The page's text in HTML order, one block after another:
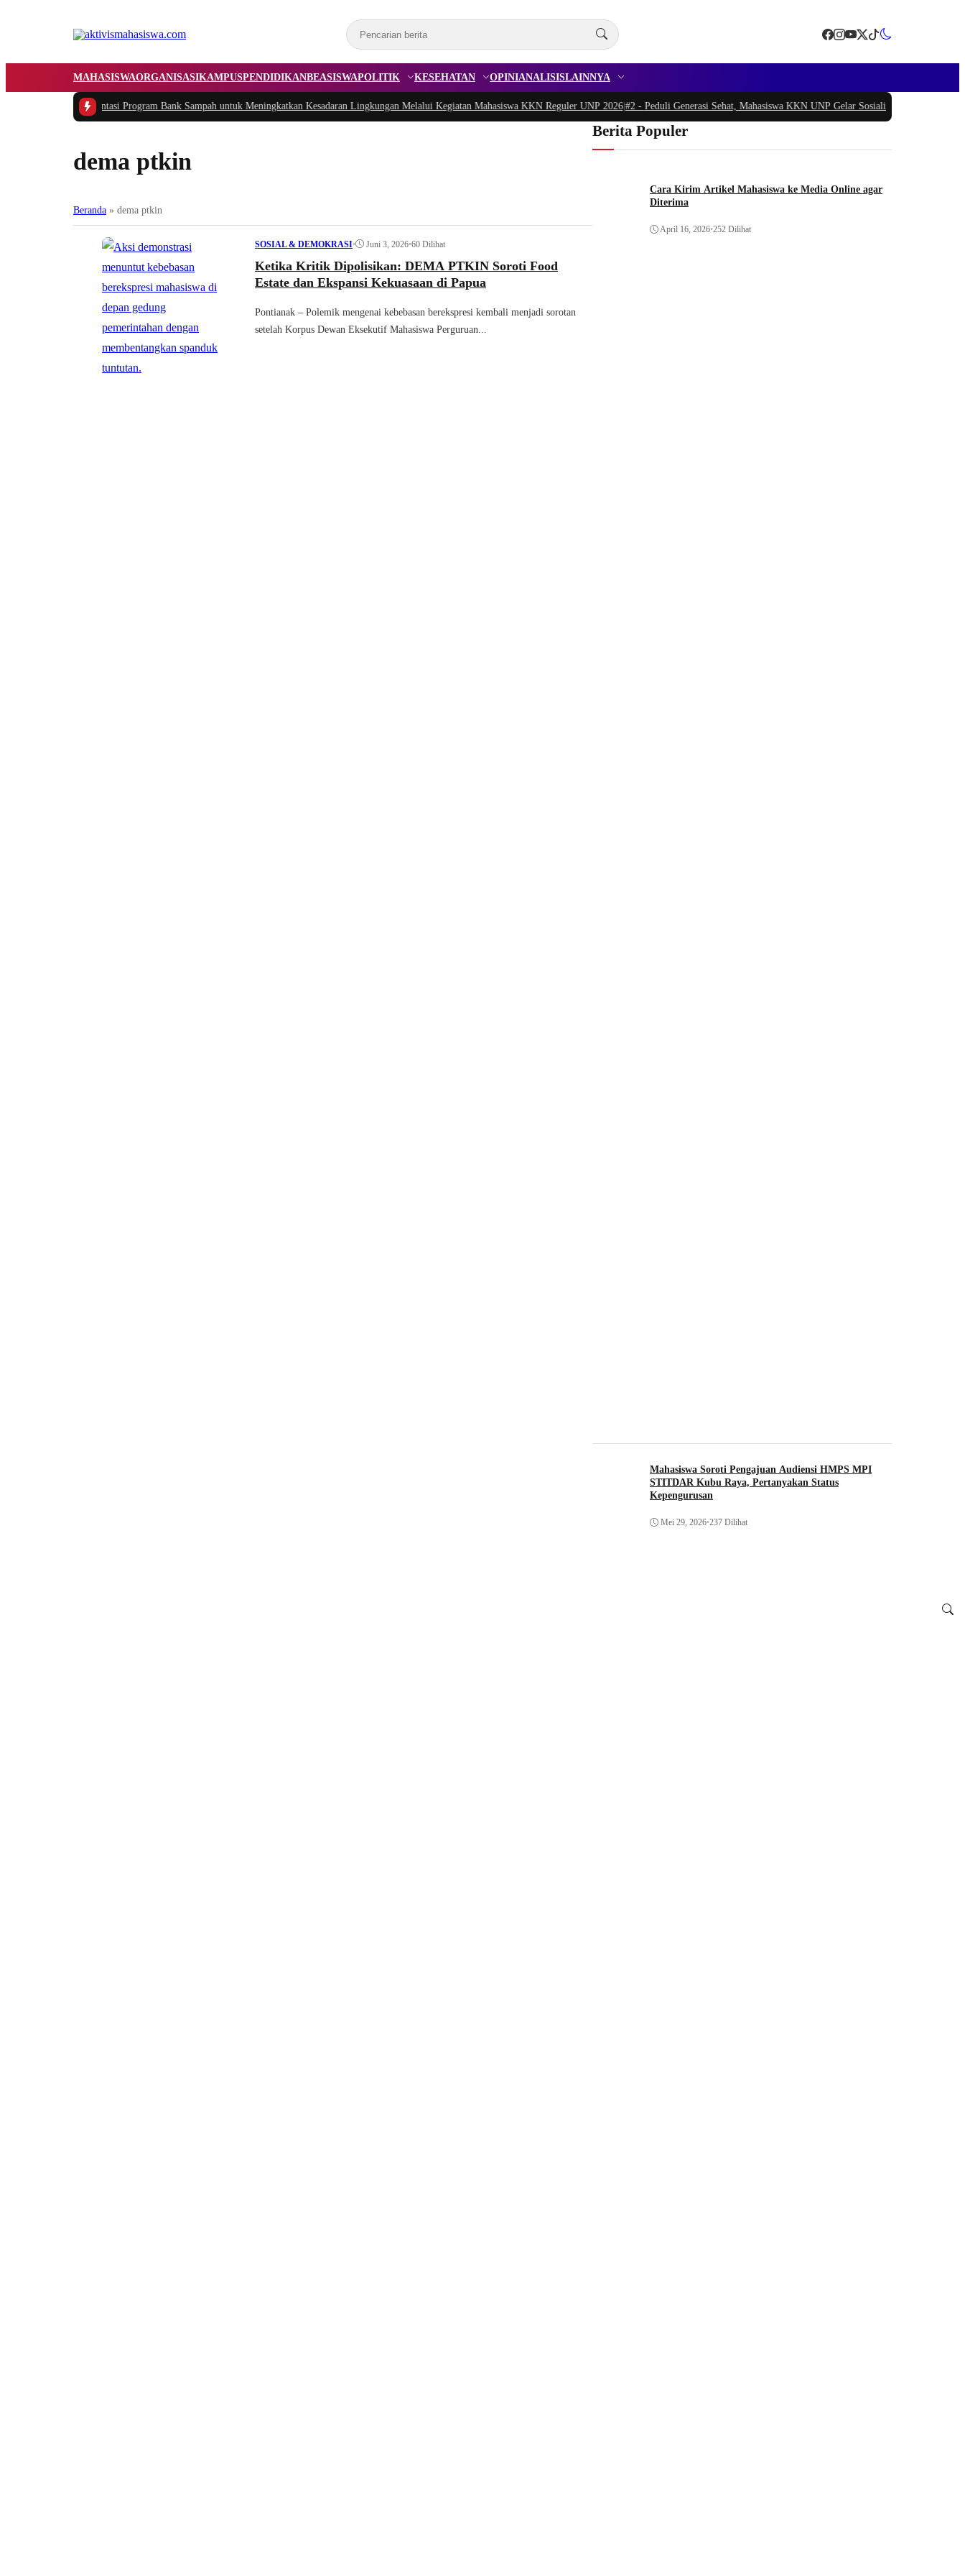
MAHASISWAORGANISASIKAMPUSPENDIDIKANBEASISWAPOLITIK KESEHATAN OPINIANALISISLAINNYA
dan Implementasi Program Bank Sampah untuk Meningkatkan Kesadaran Lingkungan Melalui Kegiatan Mahasiswa KKN Reguler UNP 2026|#2 -Peduli Generasi Sehat, Mahasiswa KKN UNP Gelar Sosialisasi Pencegahan
dema ptkin
Beranda » dema ptkin
SOSIAL & DEMOKRASI• Juni 3, 2026•60 Dilihat
Ketika Kritik Dipolisikan: DEMA PTKIN Soroti Food
Estate dan Ekspansi Kekuasaan di Papua
Pontianak – Polemik mengenai kebebasan berekspresi kembali menjadi sorotan
setelah Korpus Dewan Eksekutif Mahasiswa Perguruan...
Berita Populer
Cara Kirim Artikel Mahasiswa ke Media Online agar
Diterima
April 16, 2026•252 Dilihat
Mahasiswa Soroti Pengajuan Audiensi HMPS MPI
STITDAR Kubu Raya, Pertanyakan Status
Kepengurusan
Mei 29, 2026•237 Dilihat